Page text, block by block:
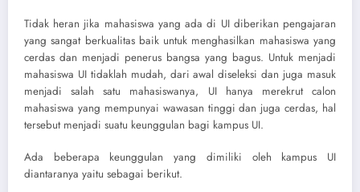
Tidak heran jika mahasiswa yang ada di UI diberikan pengajaran
yang sangat berkualitas baik untuk menghasilkan mahasiswa yang
cerdas dan menjadi penerus bangsa yang bagus. Untuk menjadi
mahasiswa UI tidaklah mudah, dari awal diseleksi dan juga masuk
menjadi salah satu mahasiswanya, UI hanya merekrut calon
mahasiswa yang mempunyai wawasan tinggi dan juga cerdas, hal
tersebut menjadi suatu keunggulan bagi kampus UI.
Ada beberapa keunggulan yang dimiliki oleh kampus UI
diantaranya yaitu sebagai berikut.